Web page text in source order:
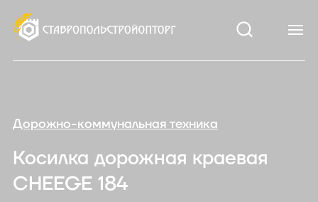
Дорожно-коммунальная техника
Косилка дорожная краевая
CHEEGE 184